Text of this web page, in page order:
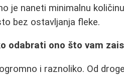
je naneti minimalnu
bez ostavljanja fleke.
odabrati ono što vam
i raznoliko. Od